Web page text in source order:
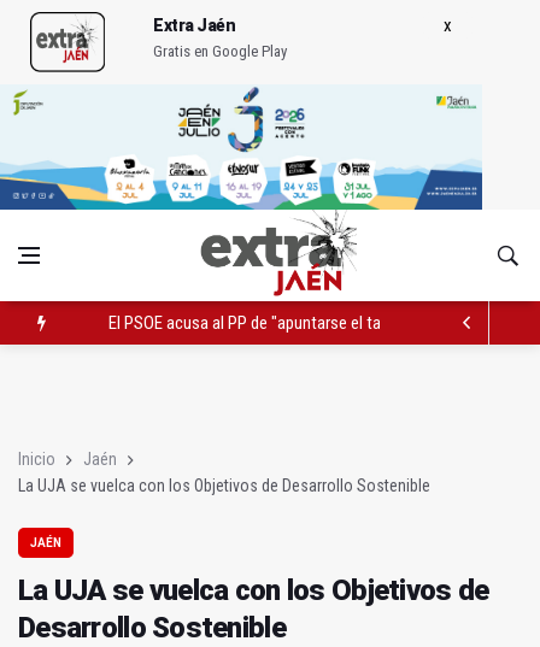
Extra Jaén
Gratis en Google Play
El PSOE acusa al PP de "apuntarse el tanto" de los datos de
Inicio
Jaén
La UJA se vuelca con los Objetivos de Desarrollo Sostenible
JAÉN
La UJA se vuelca con los Objetivos de
Desarrollo Sostenible